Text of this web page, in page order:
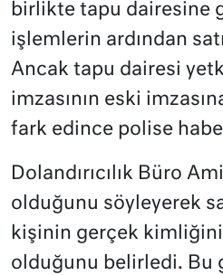
birlikte tapu dairesine
işlemlerin ardından
Ancak tapu dairesi
imzasının eski
fark edince polise
Dolandırıcılık Büro
olduğunu söyleyerek
kişinin gerçek
olduğunu belirledi. Bu